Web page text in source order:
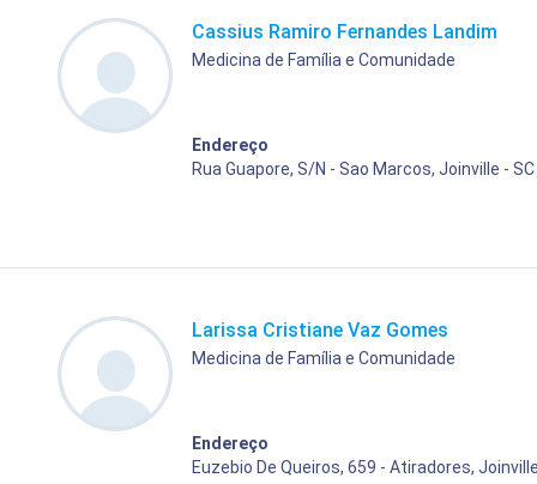
Cassius Ramiro Fernandes Landim
Medicina de Família e Comunidade
Endereço
Rua Guapore, S/N - Sao Marcos, Joinville - SC
Larissa Cristiane Vaz Gomes
Medicina de Família e Comunidade
Endereço
Euzebio De Queiros, 659 - Atiradores,